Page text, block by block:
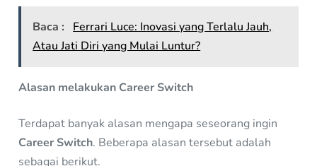
Baca :
Ferrari Luce: Inovasi yang Terlalu Jauh,
Atau Jati Diri yang Mulai Luntur?
Alasan melakukan Career Switch
Terdapat banyak alasan mengapa seseorang ingin
Career Switch. Beberapa alasan tersebut adalah
sebagai berikut.